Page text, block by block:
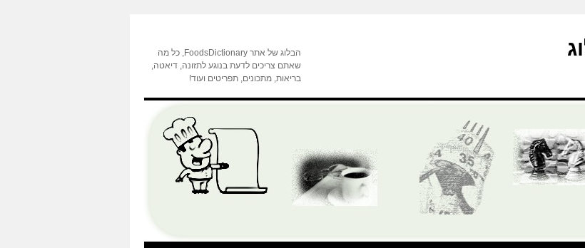
הבלוג של אתר FoodsDictionary, כל מה
שאתם צריכים לדעת בנוגע לתזונה, דיאטה,
בריאות, מתכונים, תפריטים ועוד!